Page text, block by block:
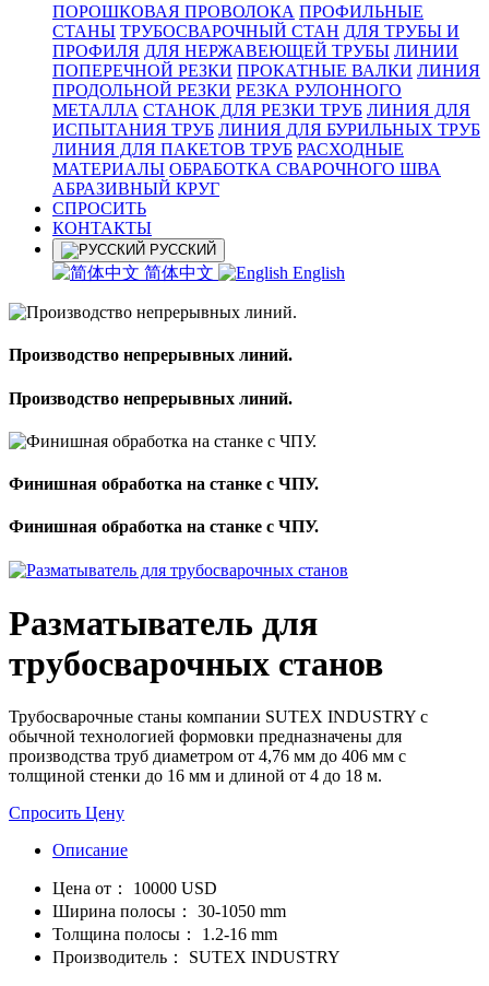
ПОРОШКОВАЯ ПРОВОЛОКА ПРОФИЛЬНЫЕ
СТАНЫ ТРУБОСВАРОЧНЫЙ СТАН ДЛЯ ТРУБЫ И
ПРОФИЛЯ ДЛЯ НЕРЖАВЕЮЩЕЙ ТРУБЫ ЛИНИИ
ПОПЕРЕЧНОЙ РЕЗКИ ПРОКАТНЫЕ ВАЛКИ ЛИНИЯ
ПРОДОЛЬНОЙ РЕЗКИ РЕЗКА РУЛОННОГО
МЕТАЛЛА СТАНОК ДЛЯ РЕЗКИ ТРУБ ЛИНИЯ ДЛЯ
ИСПЫТАНИЯ ТРУБ ЛИНИЯ ДЛЯ БУРИЛЬНЫХ ТРУБ
ЛИНИЯ ДЛЯ ПАКЕТОВ ТРУБ РАСХОДНЫЕ
МАТЕРИАЛЫ OБРАБОТКА СВАРОЧНОГО ШВА
АБРАЗИВНЫЙ КРУГ
СПРОСИТЬ
КОНТАКТЫ
РУССКИЙ
简体中文 English
Производство непрерывных линий.
Производство непрерывных линий.
Финишная обработка на станке с ЧПУ.
Финишная обработка на станке с ЧПУ.
Разматыватель для
трубосварочных станов
Трубосварочные станы компании SUTEX INDUSTRY с
обычной технологией формовки предназначены для
производства труб диаметром от 4,76 мм до 406 мм с
толщиной стенки до 16 мм и длиной от 4 до 18 м.
Спросить Цену
Описание
Цена от：
10000 USD
Ширина полосы：
30-1050 mm
Толщина полосы：
1.2-16 mm
Производитель：
SUTEX INDUSTRY